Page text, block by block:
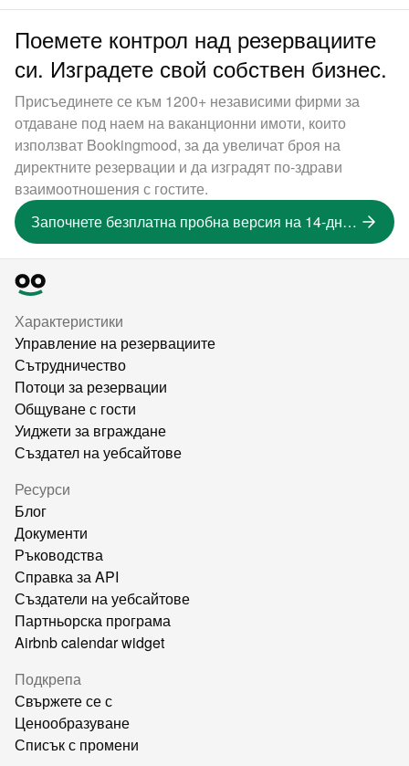
Поемете контрол над резервациите
си. Изградете свой собствен бизнес.
Присъединете се към 1200+ независими фирми за
отдаване под наем на ваканционни имоти, които
използват Bookingmood, за да увеличат броя на
директните резервации и да изградят по-здрави
взаимоотношения с гостите.
Започнете безплатна пробна версия на 14-дневна версия
Характеристики
Управление на резервациите
Сътрудничество
Потоци за резервации
Общуване с гости
Уиджети за вграждане
Създател на уебсайтове
Ресурси
Блог
Документи
Ръководства
Справка за API
Създатели на уебсайтове
Партньорска програма
Airbnb calendar widget
Подкрепа
Свържете се с
Ценообразуване
Списък с промени